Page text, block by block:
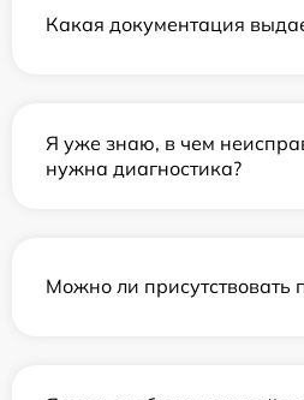
Какая документация
Я уже знаю, в чем
нужна диагностика?
Можно ли присутствовать